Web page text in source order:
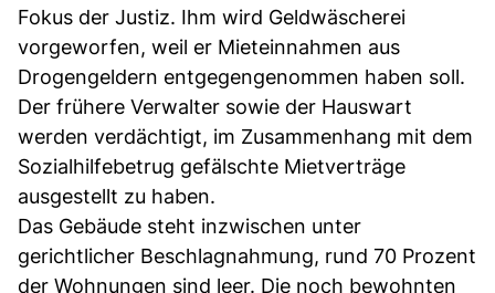
Fokus der Justiz. Ihm wird Geldwäscherei
vorgeworfen, weil er Mieteinnahmen aus
Drogengeldern entgegengenommen haben soll.
Der frühere Verwalter sowie der Hauswart
werden verdächtigt, im Zusammenhang mit dem
Sozialhilfebetrug gefälschte Mietverträge
ausgestellt zu haben.
Das Gebäude steht inzwischen unter
gerichtlicher Beschlagnahmung, rund 70 Prozent
der Wohnungen sind leer. Die noch bewohnten